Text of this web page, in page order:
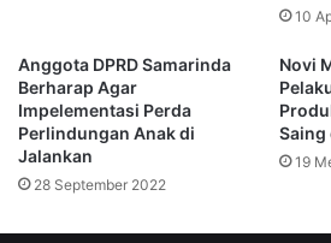
Inflasi Pasar
Pemprov
10
Anggota DPRD Samarinda
Berharap Agar
Impelementasi Perda
Perlindungan Anak di
Jalankan
28 September 2022
Novi
Saing
19